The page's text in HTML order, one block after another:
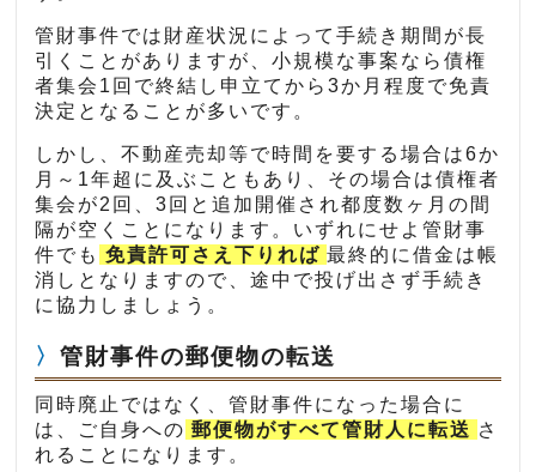
管財事件では財産状況によって手続き期間が長
引くことがありますが、小規模な事案なら債権
者集会1回で終結し申立てから3か月程度で免責
決定となることが多いです。
しかし、不動産売却等で時間を要する場合は6か
月～1年超に及ぶこともあり、その場合は債権者
集会が2回、3回と追加開催され都度数ヶ月の間
隔が空くことになります。いずれにせよ管財事
件でも 免責許可さえ下りれば 最終的に借金は帳
消しとなりますので、途中で投げ出さず手続き
に協力しましょう。
管財事件の郵便物の転送
同時廃止ではなく、管財事件になった場合に
は、ご自身への 郵便物がすべて管財人に転送 さ
れることになります。